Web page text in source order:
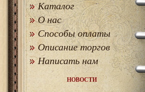
Каталог
О нас
Способы оплаты
Описание торгов
Написать нам
НОВОСТИ